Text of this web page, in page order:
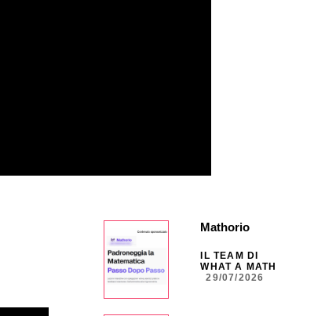
Mathorio
IL TEAM DI
WHAT A MATH
29/07/2026